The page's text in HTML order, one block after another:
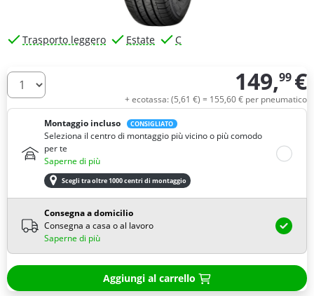
Trasporto leggero Estate C
Quantità 149,99 €
+ ecotassa: (5,61 €) = 155,60€ per pneumatico
Montaggio incluso
CONSIGLIATO
Seleziona il centro di montaggio più vicino o più comodo
per te
Saperne di più
Scegli tra oltre 1000 centri di montaggio
Consegna a domicilio
Consegna a casa o al lavoro
Saperne di più
Aggiungi al carrello